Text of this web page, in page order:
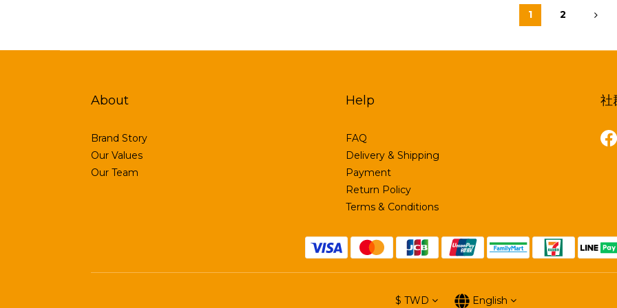
1 2
About
Brand Story
Our Values
Our Team
Help
FAQ
Delivery & Shipping
Payment
Return Policy
Terms & Conditions
社
$ TWD English